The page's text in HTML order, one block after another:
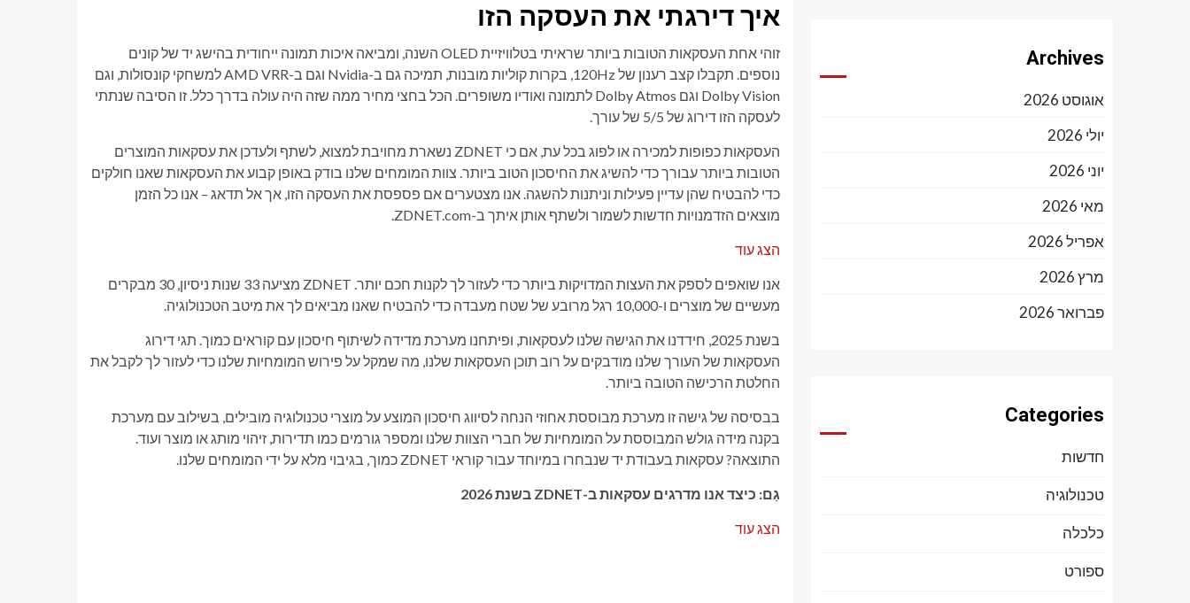
איך דירגתי את העסקה הזו
זוהי אחת העסקאות הטובות ביותר שראיתי בטלוויזיית OLED השנה, ומביאה איכות תמונה ייחודית בהישג יד של קונים
נוספים. תקבלו קצב רענון של 120Hz, בקרות קוליות מובנות, תמיכה גם ב-Nvidia וגם ב-AMD VRR למשחקי קונסולות, וגם
Dolby Vision וגם Dolby Atmos לתמונה ואודיו משופרים. הכל בחצי מחיר ממה שזה היה עולה בדרך כלל. זו הסיבה שנתתי
לעסקה הזו דירוג של 5/5 של עורך.
העסקאות כפופות למכירה או לפוג בכל עת, אם כי ZDNET נשארת מחויבת למצוא, לשתף ולעדכן את עסקאות המוצרים
הטובות ביותר עבורך כדי להשיג את החיסכון הטוב ביותר. צוות המומחים שלנו בודק באופן קבוע את העסקאות שאנו חולקים
כדי להבטיח שהן עדיין פעילות וניתנות להשגה. אנו מצטערים אם פספסת את העסקה הזו, אך אל תדאג – אנו כל הזמן
מוצאים הזדמנויות חדשות לשמור ולשתף אותן איתך ב-ZDNET.com.
הצג עוד
אנו שואפים לספק את העצות המדויקות ביותר כדי לעזור לך לקנות חכם יותר. ZDNET מציעה 33 שנות ניסיון, 30 מבקרים
מעשיים של מוצרים ו-10,000 רגל מרובע של שטח מעבדה כדי להבטיח שאנו מביאים לך את מיטב הטכנולוגיה.
בשנת 2025, חידדנו את הגישה שלנו לעסקאות, ופיתחנו מערכת מדידה לשיתוף חיסכון עם קוראים כמוך. תגי דירוג
העסקאות של העורך שלנו מודבקים על רוב תוכן העסקאות שלנו, מה שמקל על פירוש המומחיות שלנו כדי לעזור לך לקבל את
החלטת הרכישה הטובה ביותר.
בבסיסה של גישה זו מערכת מבוססת אחוזי הנחה לסיווג חיסכון המוצע על מוצרי טכנולוגיה מובילים, בשילוב עם מערכת
בקנה מידה גולש המבוססת על המומחיות של חברי הצוות שלנו ומספר גורמים כמו תדירות, זיהוי מותג או מוצר ועוד.
התוצאה? עסקאות בעבודת יד שנבחרו במיוחד עבור קוראי ZDNET כמוך, בגיבוי מלא על ידי המומחים שלנו.
גַם: כיצד אנו מדרגים עסקאות ב-ZDNET בשנת 2026
הצג עוד
Archives
אוגוסט 2026
יולי 2026
יוני 2026
מאי 2026
אפריל 2026
מרץ 2026
פברואר 2026
Categories
חדשות
טכנולוגיה
כלכלה
ספורט